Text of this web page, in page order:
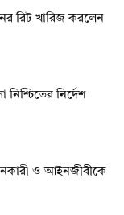
রিট খারিজ করলেন
নির্দেশ
ও আইনজীবীকে